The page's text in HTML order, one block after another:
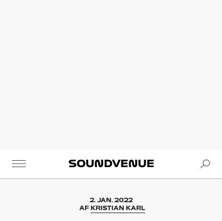
Soundvenue
2. JAN. 2022
AF KRISTIAN KARL